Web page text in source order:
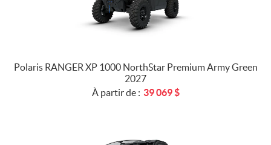
Polaris RANGER XP 1000 NorthStar Premium Army Green
2027
À partir de : 39 069$